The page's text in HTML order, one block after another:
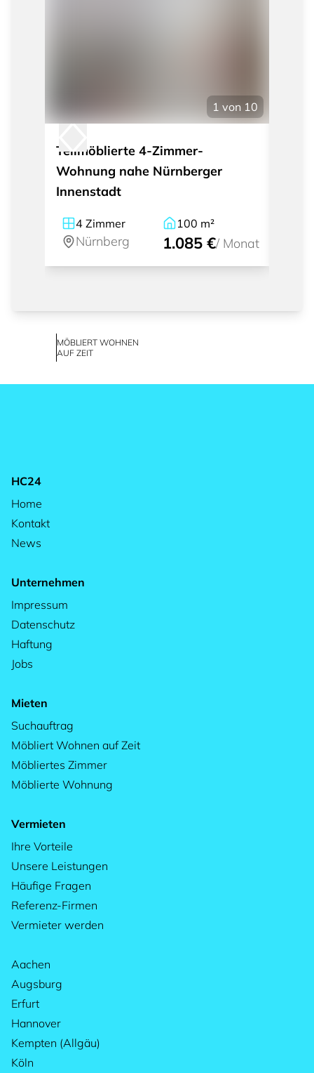
1 von 10
Teilmöblierte 4-Zimmer-
Wohnung nahe Nürnberger
Innenstadt
4 Zimmer
Nürnberg
100 m²
1.085 €/ Monat
MÖBLIERT WOHNEN
AUF ZEIT
HC24
Home
Kontakt
News
Unternehmen
Impressum
Datenschutz
Haftung
Jobs
Mieten
Suchauftrag
Möbliert Wohnen auf Zeit
Möbliertes Zimmer
Möblierte Wohnung
Vermieten
Ihre Vorteile
Unsere Leistungen
Häufige Fragen
Referenz-Firmen
Vermieter werden
Aachen
Augsburg
Erfurt
Hannover
Kempten (Allgäu)
Köln